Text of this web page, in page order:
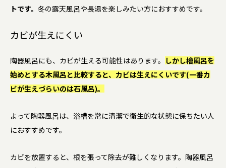
トです。 冬の露天風呂や長湯を楽しみたい方におすすめです。
カビが生えにくい
陶器風呂にも、カビが生える可能性はあります。 しかし檜風呂を
始めとする木風呂と比較すると、カビは生えにくいです(一番カ
ビが生えづらいのは石風呂)。
よって陶器風呂は、浴槽を常に清潔で衛生的な状態に保ちたい人
におすすめです。
カビを放置すると、根を張って除去が難しくなります。陶器風呂